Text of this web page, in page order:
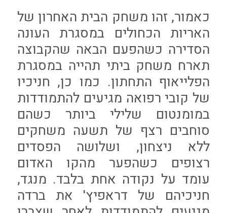
כאמור, זהו משחק הבית האחרון של
האריות הכחולים במסגרת העונה
הסדירה כשהפעם הבאה שהקבוצה
תארח משחק ביתי תהייה במסגרת
הפלייאוף התחתון. כמו כן, חניכיו
של קובי רפואה מגיעים להתמודדות
במומנטום שלילי ביותר כשהם
סוחבים רצף של תשעה משחקים
ללא ניצחון, ושלושה הפסדים
רצופים כשהפער מהקו האדום
עומד על נקודה אחת בלבד. מנגד,
חניכיהם של דראפיץ' את ברדה